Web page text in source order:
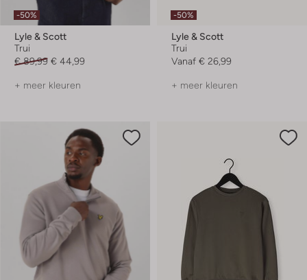
-50%
Lyle & Scott
Trui
€ 89,99 € 44,99
+ meer kleuren
-50%
Lyle & Scott
Trui
Vanaf € 26,99
+ meer kleuren